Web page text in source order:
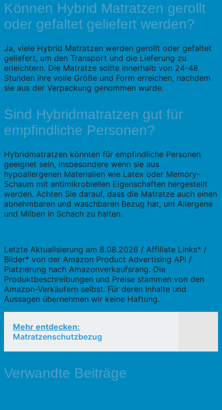
Können Hybrid Matratzen gerollt
oder gefaltet geliefert werden?
Ja, viele Hybrid Matratzen werden gerollt oder gefaltet
geliefert, um den Transport und die Lieferung zu
erleichtern. Die Matratze sollte innerhalb von 24-48
Stunden ihre volle Größe und Form erreichen, nachdem
sie aus der Verpackung genommen wurde.
Sind Hybridmatratzen gut für
empfindliche Personen?
Hybridmatratzen könnten für empfindliche Personen
geeignet sein, insbesondere wenn sie aus
hypoallergenen Materialien wie Latex oder Memory-
Schaum mit antimikrobiellen Eigenschaften hergestellt
werden. Achten Sie darauf, dass die Matratze auch einen
abnehmbaren und waschbaren Bezug hat, um Allergene
und Milben in Schach zu halten.
Letzte Aktualisierung am 8.08.2026 / Affiliate Links* /
Bilder* von der Amazon Product Advertising API /
Platzierung nach Amazonverkaufsrang. Die
Produktbeschreibungen und Preise stammen von den
Amazon-Verkäufern selbst. Für deren Inhalte und
Aussagen übernehmen wir keine Haftung.
Mehr entdecken:
Matratzenschutzbezug
Verwandte Beiträge